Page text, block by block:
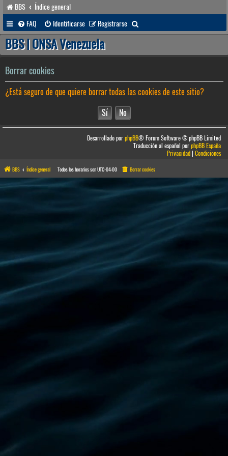
BBS
Índice general
FAQ
Identificarse Registrarse
u
a
r
BBS | ONSA Venezuela
Borrar cookies
¿Está seguro de que quiere borrar todas las cookies de este sitio?
Desarrollado porphpBB® Forum Software © phpBB Limited
Traducción al español porphpBB España
Privacidad|Condiciones
BBS Índice general Todos los horarios sonUTC-04:00 Borrar cookies